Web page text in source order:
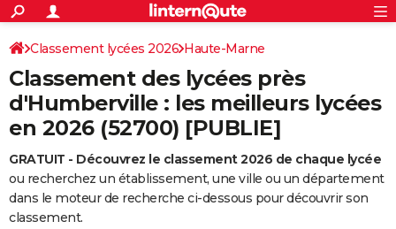
ACTUALITÉS
Politique
Société
Faits Divers
Education
Monde
Villes
+
SPORT
Coupe du monde 2026
Football
Tennis
Cyclisme
Rugby
Forum
CULTURE
Programme TV
TNT
Streaming
Cinéma
Sorties cinéma
Musique
+
FINANCE
Retraite
Impôts
Epargne
Immobilier
Risques naturels par ville
Banque
Assurance
Crédit
AUTO
Essais
Réserver un essai
Citadines
Berlines
SUV
Forum auto
+
HIGH-TECH
S'inscrire
Connexion
Classement lycées 2026 Haute-Marne
Classement des lycées près
d'Humberville : les meilleurs lycées
en 2026 (52700) [PUBLIE]
GRATUIT - Découvrez le classement 2026 de chaque lycée
ou recherchez un établissement, une ville ou un département
dans le moteur de recherche ci-dessous pour découvrir son
classement.